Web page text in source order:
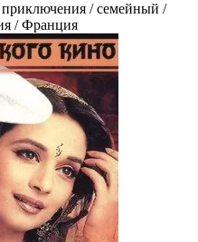
/ семейный /
/ Франция